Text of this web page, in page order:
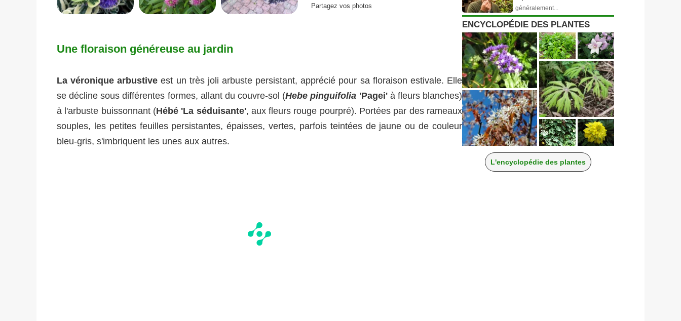
Partagez vos photos
Une floraison généreuse au jardin
La véronique arbustive est un très joli arbuste persistant, apprécié pour sa floraison estivale. Elle
se décline sous différentes formes, allant du couvre-sol (Hebe pinguifolia 'Pagei'à fleurs blanches)
à l'arbuste buissonnant (Hébé 'La séduisante', aux fleurs rouge pourpré). Portées par des rameaux
souples, les petites feuilles persistantes, épaisses, vertes, parfois teintées de jaune ou de couleur
bleu-gris, s'imbriquent les unes aux autres.
généralement...
ENCYCLOPÉDIE DES PLANTES
L'encyclopédie des plantes